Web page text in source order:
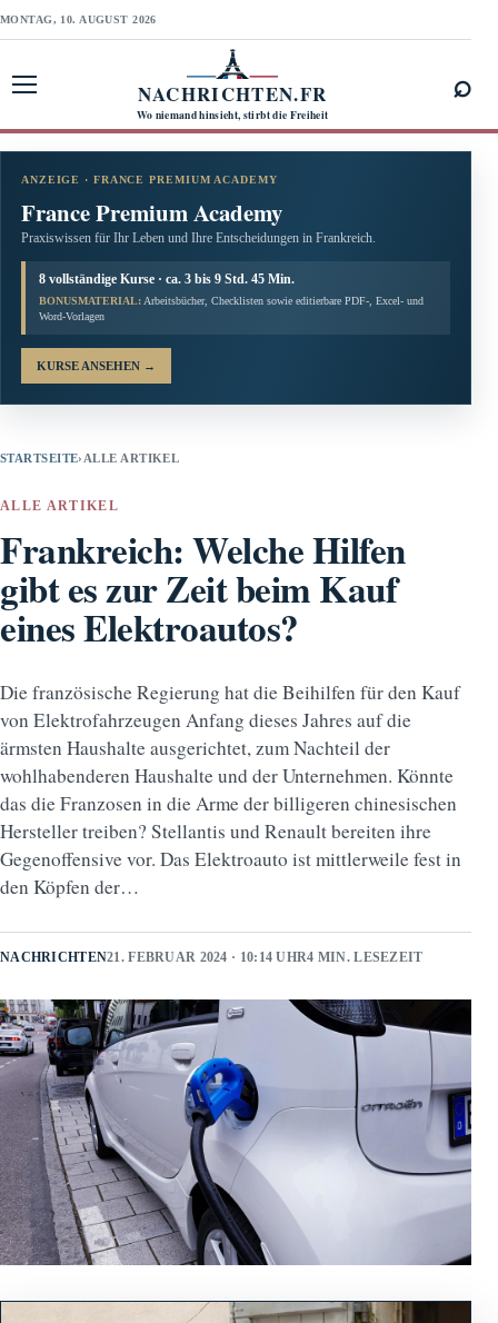
MONTAG, 10. AUGUST 2026
NACHRICHTEN.FR
Wo niemand hinsieht, stirbt die Freiheit
⌕
ANZEIGE · FRANCE PREMIUM ACADEMY
France Premium Academy
Praxiswissen für Ihr Leben und Ihre Entscheidungen in Frankreich.
8 vollständige Kurse · ca. 3 bis 9 Std. 45 Min.
BONUSMATERIAL: Arbeitsbücher, Checklisten sowie editierbare PDF-, Excel- und
Word-Vorlagen
KURSE ANSEHEN →
STARTSEITE› ALLE ARTIKEL
ALLE ARTIKEL
Frankreich: Welche Hilfen
gibt es zur Zeit beim Kauf
eines Elektroautos?
Die französische Regierung hat die Beihilfen für den Kauf
von Elektrofahrzeugen Anfang dieses Jahres auf die
ärmsten Haushalte ausgerichtet, zum Nachteil der
wohlhabenderen Haushalte und der Unternehmen. Könnte
das die Franzosen in die Arme der billigeren chinesischen
Hersteller treiben? Stellantis und Renault bereiten ihre
Gegenoffensive vor. Das Elektroauto ist mittlerweile fest in
den Köpfen der…
NACHRICHTEN21. FEBRUAR 2024 · 10:14 UHR4 MIN. LESEZEIT